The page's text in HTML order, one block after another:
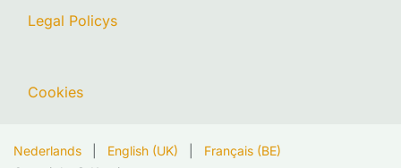
Legal Policys
Cookies
Nederlands English (UK) Français (BE)